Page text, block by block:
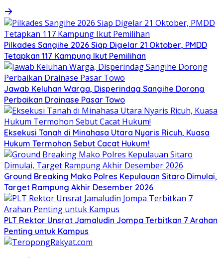
Pilkades Sangihe 2026 Siap Digelar 21 Oktober, PMDD
Tetapkan 117 Kampung Ikut Pemilihan
Jawab Keluhan Warga, Disperindag Sangihe Dorong
Perbaikan Drainase Pasar Towo
Eksekusi Tanah di Minahasa Utara Nyaris Ricuh, Kuasa
Hukum Termohon Sebut Cacat Hukum!
Ground Breaking Mako Polres Kepulauan Sitaro Dimulai,
Target Rampung Akhir Desember 2026
​PLT Rektor Unsrat Jamaludin Jompa Terbitkan 7 Arahan
Penting untuk Kampus